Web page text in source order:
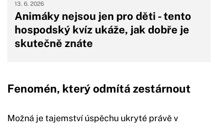
Animáky nejsou jen pro děti - tento
hospodský kvíz ukáže, jak dobře je
skutečně znáte
13. 6. 2026
Fenomén, který odmítá zestárnout
Možná je tajemství úspěchu ukryté právě v